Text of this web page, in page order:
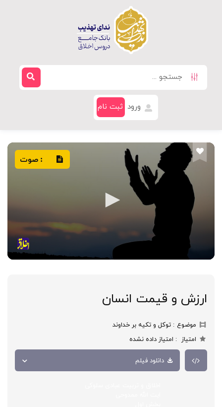
ورود ثبت نام
: صوت
ارزش و قیمت انسان
موضوع
توکل و تکیه بر خداوند
امتیاز
امتیاز داده نشده
دانلود فیلم